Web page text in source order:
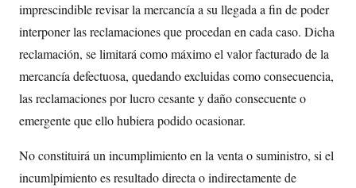
imprescindible revisar la mercancía a su llegada a fin de poder
interponer las reclamaciones que procedan en cada caso. Dicha
reclamación, se limitará como máximo el valor facturado de la
mercancía defectuosa, quedando excluidas como consecuencia,
las reclamaciones por lucro cesante y daño consecuente o
emergente que ello hubiera podido ocasionar.
No constituirá un incumplimiento en la venta o suministro, si el
incumlpimiento es resultado directa o indirectamente de